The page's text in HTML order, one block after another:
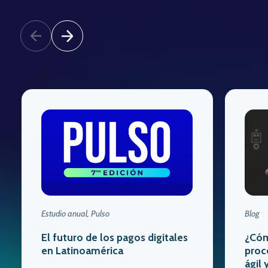
Estudio anual, Pulso
El futuro de los pagos digitales
en Latinoamérica
Blog
ágil